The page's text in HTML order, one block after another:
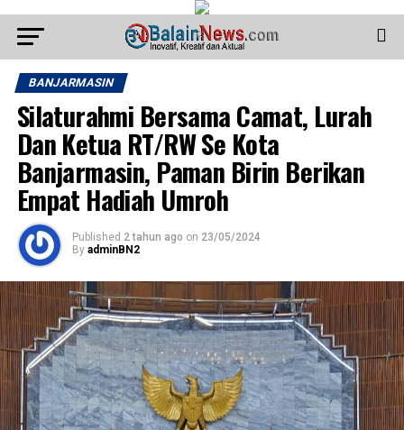
BANJARMASIN
Silaturahmi Bersama Camat, Lurah
Dan Ketua RT/RW Se Kota
Banjarmasin, Paman Birin Berikan
Empat Hadiah Umroh
Published 2 tahun ago on 23/05/2024
By adminBN2